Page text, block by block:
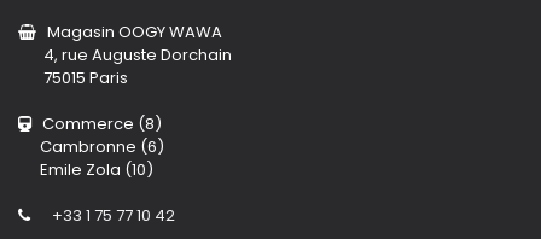
Magasin OOGY WAWA
4, rue Auguste Dorchain
75015 Paris
Commerce (8)
Cambronne (6)
Emile Zola (10)
+33 1 75 77 10 42